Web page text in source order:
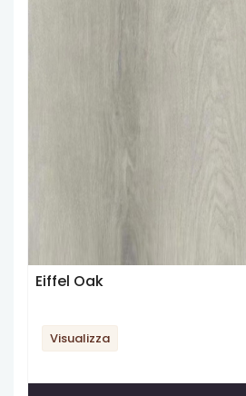
Eiffel Oak
Visualizza